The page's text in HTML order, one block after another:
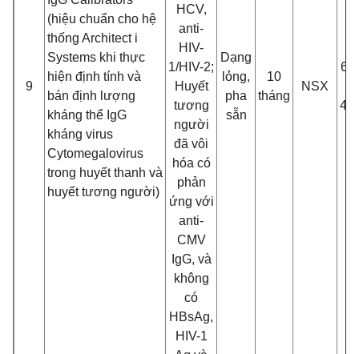
9
(hiệu chuẩn cho hệ
thống Architect i
Systems khi thực
hiện định tính và
bán định lượng
kháng thể IgG
kháng virus
Cytomegalovirus
trong huyết thanh và
huyết tương người)
HCV,
anti-
HIV-
1/HIV-2;
Huyết
tương
người
đã vôi
hóa có
phản
ứng với
anti-
CMV
IgG, và
không
có
HBsAg,
HIV-1
Dạng
lỏng,
pha
sẵn
10
tháng
NSX
6